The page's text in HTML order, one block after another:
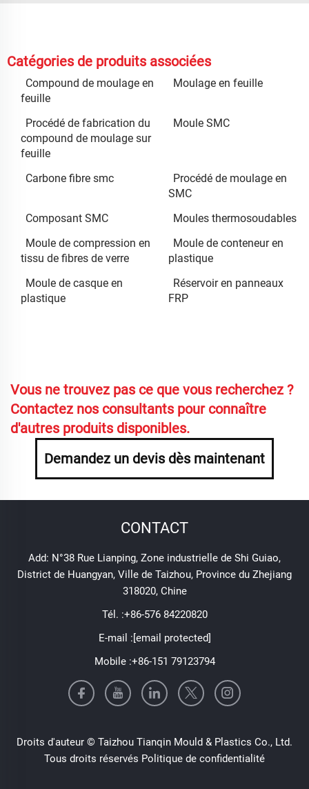
Catégories de produits associées
Compound de moulage en
feuille
Moulage en feuille
Procédé de fabrication du
compound de moulage sur
feuille
Moule SMC
Carbone fibre smc
Procédé de moulage en
SMC
Composant SMC
Moules thermosoudables
Moule de compression en
tissu de fibres de verre
Moule de conteneur en
plastique
Moule de casque en
plastique
Réservoir en panneaux
FRP
Vous ne trouvez pas ce que vous recherchez ?
Contactez nos consultants pour connaître
d'autres produits disponibles.
Demandez un devis dès maintenant
CONTACT
Add: N°38 Rue Lianping, Zone industrielle de Shi Guiao,
District de Huangyan, Ville de Taizhou, Province du Zhejiang
318020, Chine
Tél. :+86-576 84220820
E-mail :[email protected]
Mobile :+86-151 79123794
Droits d'auteur © Taizhou Tianqin Mould & Plastics Co., Ltd.
Tous droits réservés Politique de confidentialité